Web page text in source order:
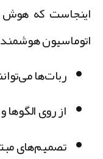
که هوش
هوشمند:
ربات‌ها می‌توانند
از روی الگوها و
تصمیم‌های مبتنی